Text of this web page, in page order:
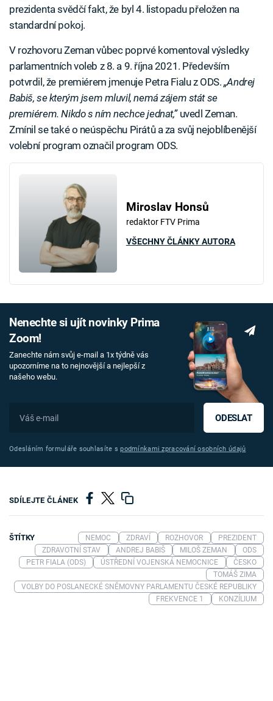
prezidenta svědčí fakt, že byl 4. listopadu přeložen na
standardní pokoj.
V rozhovoru Zeman vůbec poprvé komentoval výsledky
parlamentních voleb z 8. a 9. října 2021. Především
potvrdil, že premiérem jmenuje Petra Fialu z ODS. „Andrej
Babiš, se kterým jsem mluvil, nemá zájem stát se
premiérem. Nikdo s ním nechce jednat,”uvedl Zeman.
Zmínil se také o neúspěchu Pirátů a za svůj nejoblíbenější
volební program označil program ODS.
Miroslav Honsů
redaktor FTV Prima
VŠECHNY ČLÁNKY AUTORA
Nenechte si ujít novinky Prima
Zoom!
Zanechte nám svůj e-mail a 1x týdně vás
upozorníme na to nejnovější a nejlepší z
našeho webu.
ODESLAT
Odesláním formuláře souhlasíte spodmínkami zpracování osobních údajů
SDÍLEJTE ČLÁNEK
ŠTÍTKY NEMOC ZDRAVÍ ROZHOVOR
PREZIDENT
ZDRAVOTNÍ STAV
ANDREJ BABIŠ MILOŠ ZEMAN
ODS
PETR FIALA (ODS)
ÚSTŘEDNÍ VOJENSKÁ NEMOCNICE
ČESKO
TOMÁŠ ZIMA
VOLBY DO POSLANECKÉ SNĚMOVNY PARLAMENTU ČESKÉ REPUBLIKY
FREKVENCE 1
KONZÍLIUM